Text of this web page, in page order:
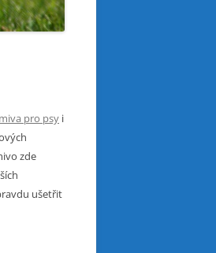
pro psy i
zde
ušetřit